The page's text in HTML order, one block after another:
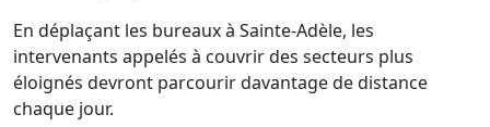
En déplaçant les bureaux à Sainte-Adèle, les
intervenants appelés à couvrir des secteurs plus
éloignés devront parcourir davantage de distance
chaque jour.